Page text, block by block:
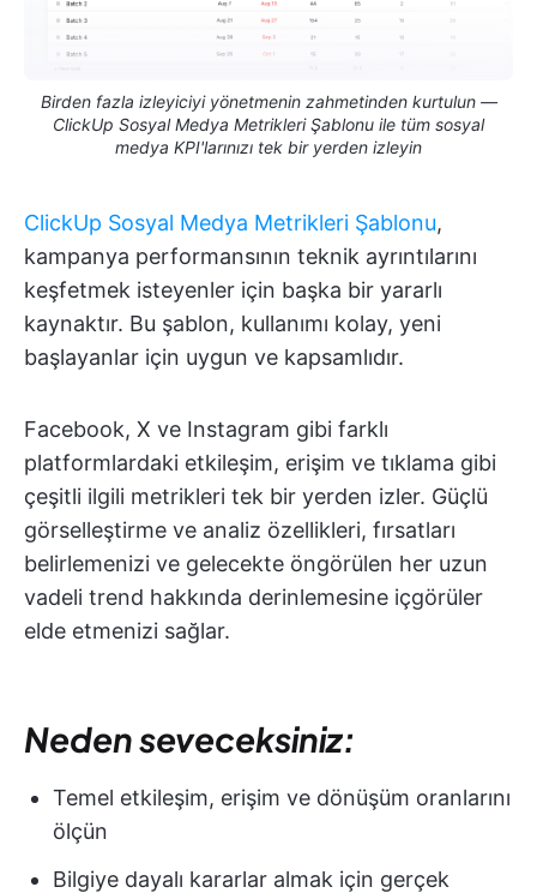
Birden fazla izleyiciyi yönetmenin zahmetinden kurtulun —
ClickUp Sosyal Medya Metrikleri Şablonu ile tüm sosyal
medya KPI'larınızı tek bir yerden izleyin
ClickUp Sosyal Medya Metrikleri Şablonu,
kampanya performansının teknik ayrıntılarını
keşfetmek isteyenler için başka bir yararlı
kaynaktır. Bu şablon, kullanımı kolay, yeni
başlayanlar için uygun ve kapsamlıdır.
Facebook, X ve Instagram gibi farklı
platformlardaki etkileşim, erişim ve tıklama gibi
çeşitli ilgili metrikleri tek bir yerden izler. Güçlü
görselleştirme ve analiz özellikleri, fırsatları
belirlemenizi ve gelecekte öngörülen her uzun
vadeli trend hakkında derinlemesine içgörüler
elde etmenizi sağlar.
Neden seveceksiniz:
Temel etkileşim, erişim ve dönüşüm oranlarını
ölçün
Bilgiye dayalı kararlar almak için gerçek